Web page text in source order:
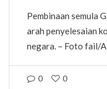
Pembinaan semula
arah penyelesaian
negara. – Foto fail/
0 0